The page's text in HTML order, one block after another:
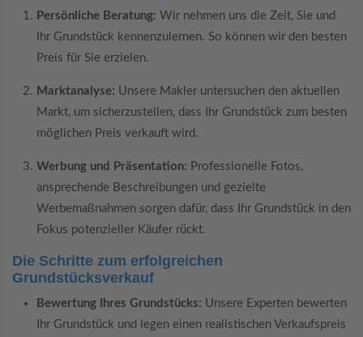
Persönliche Beratung: Wir nehmen uns die Zeit, Sie und
Ihr Grundstück kennenzulernen. So können wir den besten
Preis für Sie erzielen.
Marktanalyse: Unsere Makler untersuchen den aktuellen
Markt, um sicherzustellen, dass Ihr Grundstück zum besten
möglichen Preis verkauft wird.
Werbung und Präsentation: Professionelle Fotos,
ansprechende Beschreibungen und gezielte
Werbemaßnahmen sorgen dafür, dass Ihr Grundstück in den
Fokus potenzieller Käufer rückt.
Die Schritte zum erfolgreichen
Grundstücksverkauf
Bewertung Ihres Grundstücks: Unsere Experten bewerten
Ihr Grundstück und legen einen realistischen Verkaufspreis